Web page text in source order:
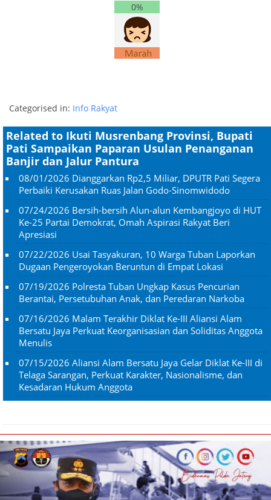
0%
Categorised in: Info Rakyat
Related to Ikuti Musrenbang Provinsi, Bupati
Pati Sampaikan Paparan Usulan Penanganan
Banjir dan Jalur Pantura
08/01/2026 Dianggarkan Rp2,5 Miliar, DPUTR Pati Segera
Perbaiki Kerusakan Ruas Jalan Godo-Sinomwidodo
07/24/2026 Bersih-bersih Alun-alun Kembangjoyo di HUT
Ke-25 Partai Demokrat, Omah Aspirasi Rakyat Beri
Apresiasi
07/22/2026 Usai Tasyakuran, 10 Warga Tuban Laporkan
Dugaan Pengeroyokan Beruntun di Empat Lokasi
07/19/2026 Polresta Tuban Ungkap Kasus Pencurian
Berantai, Persetubuhan Anak, dan Peredaran Narkoba
07/16/2026 Malam Terakhir Diklat Ke-III Aliansi Alam
Bersatu Jaya Perkuat Keorganisasian dan Soliditas Anggota
Menulis
07/15/2026 Aliansi Alam Bersatu Jaya Gelar Diklat Ke-III di
Telaga Sarangan, Perkuat Karakter, Nasionalisme, dan
Kesadaran Hukum Anggota